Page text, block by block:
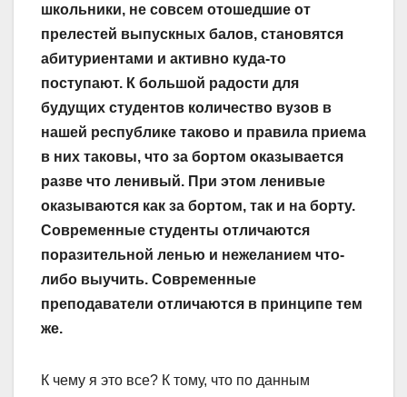
школьники, не совсем отошедшие от
прелестей выпускных балов, становятся
абитуриентами и активно куда-то
поступают. К большой радости для
будущих студентов количество вузов в
нашей республике таково и правила приема
в них таковы, что за бортом оказывается
разве что ленивый. При этом ленивые
оказываются как за бортом, так и на борту.
Современные студенты отличаются
поразительной ленью и нежеланием что-
либо выучить. Современные
преподаватели отличаются в принципе тем
же.
К чему я это все? К тому, что по данным